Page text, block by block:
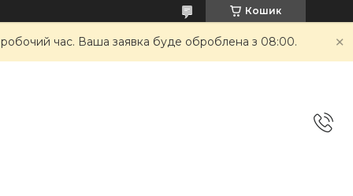
Кошик
час. Ваша заявка буде оброблена з 08:00.